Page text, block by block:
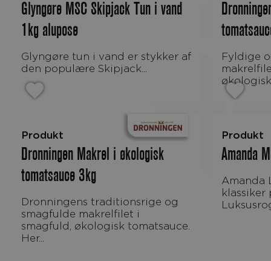
Glyngøre MSC Skipjack Tun i vand
1kg alupose
Glyngøre tun i vand er stykker af
den populære Skipjack...
Fyldige og flotte
Produkt
Dronningen Makrel i økologisk
tomatsauce 3kg
Dronningens traditionsrige og
smagfulde makrelfilet i
smagfuld, økologisk tomatsauce.
Her...
Produkt
Amanda
Amanda Luksusrogn – en
klassiker